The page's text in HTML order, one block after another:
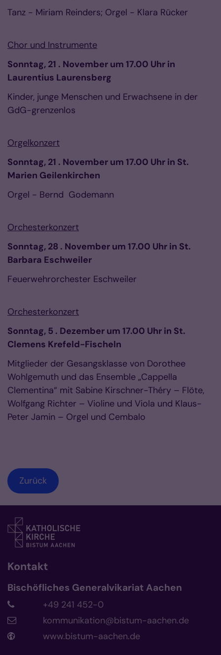
Tanz - Miriam Reinders; Orgel - Klara Rücker
Chor und Instrumente
Sonntag, 21 . November um 17.00 Uhr in
Laurentius Laurensberg
Kinder, junge Menschen und Erwachsene in der
GdG-grenzenlos
Orgelkonzert
Sonntag, 21 . November um 17.00 Uhr in St.
Marien Geilenkirchen
Orgel - Bernd Godemann
Orchesterkonzert
Sonntag, 28 . November um 17.00 Uhr in St.
Barbara Eschweiler
Feuerwehrorchester Eschweiler
Orchesterkonzert
Sonntag, 5 . Dezember um 17.00 Uhr in St.
Clemens Krefeld-Fischeln
Mitglieder der Gesangsklasse von Dorothee
Wohlgemuth und das Ensemble „Cappella
Clementina“ mit Sabine Kirschner-Théry – Flöte,
Wolfgang Richter – Violine und Viola und Klaus-
Peter Jamin – Orgel und Cembalo
Zurück
Kontakt
Bischöfliches Generalvikariat Aachen
+49 241 452-0
kommunikation@bistum-aachen.de
www.bistum-aachen.de